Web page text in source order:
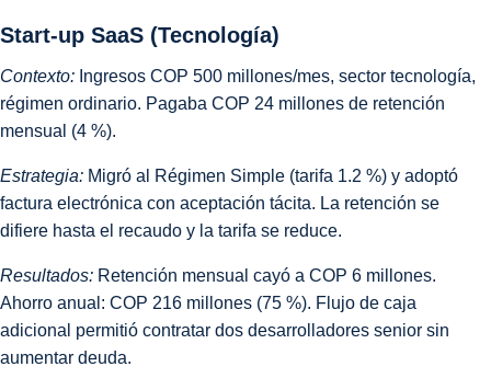
Start-up SaaS (Tecnología)
Contexto: Ingresos COP 500 millones/mes, sector tecnología,
régimen ordinario. Pagaba COP 24 millones de retención
mensual (4 %).
Estrategia: Migró al Régimen Simple (tarifa 1.2 %) y adoptó
factura electrónica con aceptación tácita. La retención se
difiere hasta el recaudo y la tarifa se reduce.
Resultados: Retención mensual cayó a COP 6 millones.
Ahorro anual: COP 216 millones (75 %). Flujo de caja
adicional permitió contratar dos desarrolladores senior sin
aumentar deuda.